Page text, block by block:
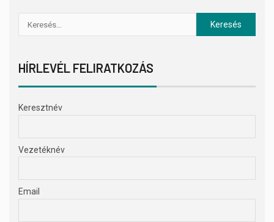
HÍRLEVÉL FELIRATKOZÁS
Keresztnév
Vezetéknév
Email